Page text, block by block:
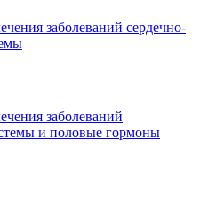
заболеваний сердечно-
заболеваний
и половые гормоны